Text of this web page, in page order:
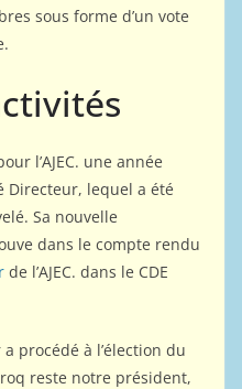
sous forme d’un vote
l’AJEC. une année
Directeur, lequel a été
Sa nouvelle
dans le compte rendu
de l’AJEC. dans le CDE
procédé à l’élection du
reste notre président,